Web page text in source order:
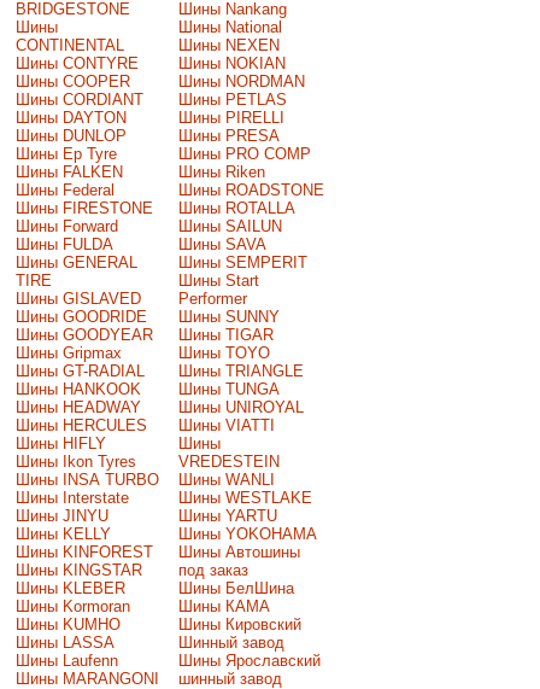
BRIDGESTONE
Шины
CONTINENTAL
Шины CONTYRE
Шины COOPER
Шины CORDIANT
Шины DAYTON
Шины DUNLOP
Шины Ep Tyre
Шины FALKEN
Шины Federal
Шины FIRESTONE
Шины Forward
Шины FULDA
Шины GENERAL
TIRE
Шины GISLAVED
Шины GOODRIDE
Шины GOODYEAR
Шины Gripmax
Шины GT-RADIAL
Шины HANKOOK
Шины HEADWAY
Шины HERCULES
Шины HIFLY
Шины Ikon Tyres
Шины INSA TURBO
Шины Interstate
Шины JINYU
Шины KELLY
Шины KINFOREST
Шины KINGSTAR
Шины KLEBER
Шины Kormoran
Шины KUMHO
Шины LASSA
Шины Laufenn
Шины MARANGONI
Шины Nankang
Шины National
Шины NEXEN
Шины NOKIAN
Шины NORDMAN
Шины PETLAS
Шины PIRELLI
Шины PRESA
Шины PRO COMP
Шины Riken
Шины ROADSTONE
Шины ROTALLA
Шины SAILUN
Шины SAVA
Шины SEMPERIT
Шины Start
Performer
Шины SUNNY
Шины TIGAR
Шины TOYO
Шины TRIANGLE
Шины TUNGA
Шины UNIROYAL
Шины VIATTI
Шины
VREDESTEIN
Шины WANLI
Шины WESTLAKE
Шины YARTU
Шины YOKOHAMA
Шины Автошины
под заказ
Шины БелШина
Шины КАМА
Шины Кировский
Шинный завод
Шины Ярославский
шинный завод